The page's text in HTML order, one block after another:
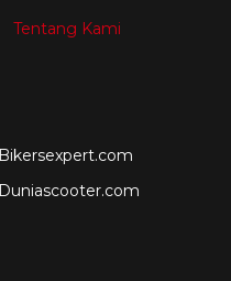
Tentang Kami
Bikersexpert.com
Duniascooter.com